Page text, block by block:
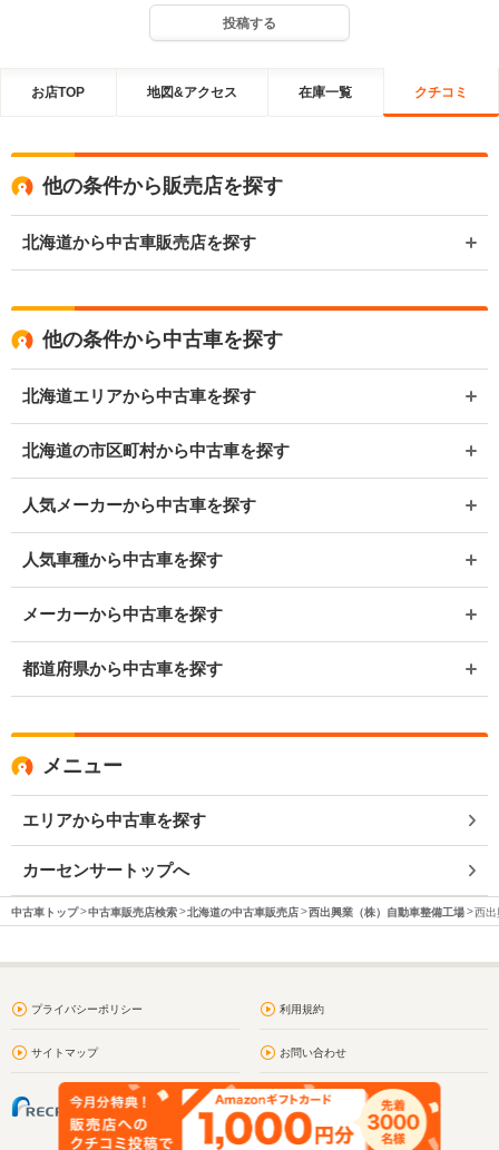
投稿する
お店TOP 地図&アクセス 在庫一覧 クチコミ
他の条件から販売店を探す
北海道から中古車販売店を探す
他の条件から中古車を探す
北海道エリアから中古車を探す
北海道の市区町村から中古車を探す
人気メーカーから中古車を探す
人気車種から中古車を探す
メーカーから中古車を探す
都道府県から中古車を探す
メニュー
エリアから中古車を探す
カーセンサートップへ
中古車トップ 中古車販売店検索 北海道の中古車販売店 西出興業（株）自動車整備工場 西出
プライバシーポリシー 利用規約
サイトマップ お問い合わせ